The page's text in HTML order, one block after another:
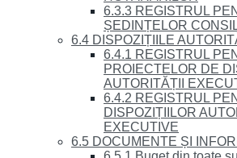
6.3.3 REGISTRUL
ȘEDINȚELOR
6.4 DISPOZIȚIILE
6.4.1 REGISTRUL
PROIECTELOR DE
AUTORITĂȚII
6.4.2 REGISTRUL
DISPOZIȚIILOR
EXECUTIVE
6.5 DOCUMENTE ȘI